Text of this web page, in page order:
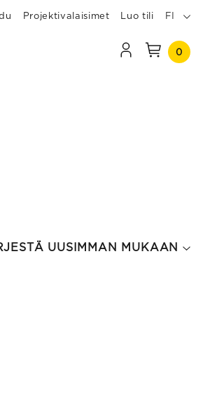
Projektivalaisimet Luo tili FI
0